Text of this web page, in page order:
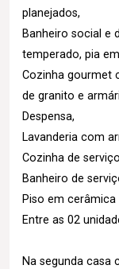
planejados,
Banheiro social e
temperado, pia
Cozinha gourmet
de granito e
Despensa,
Lavanderia com
Cozinha de
Banheiro de
Piso em cerâmica
Entre as 02
Na segunda casa